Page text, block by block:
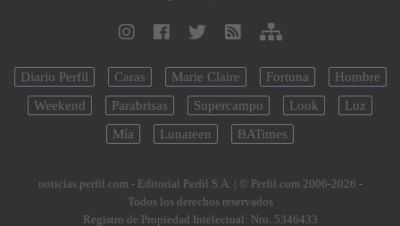
Diario Perfil Caras Marie Claire Fortuna
Hombre
Weekend
Parabrisas Supercampo Look
Luz
Mía
Lunateen BATimes
noticias.perfil.com - Editorial Perfil S.A. | © Perfil.com 2006-2026 -
Todos los derechos reservados
Registro de Propiedad Intelectual: Nro. 5346433